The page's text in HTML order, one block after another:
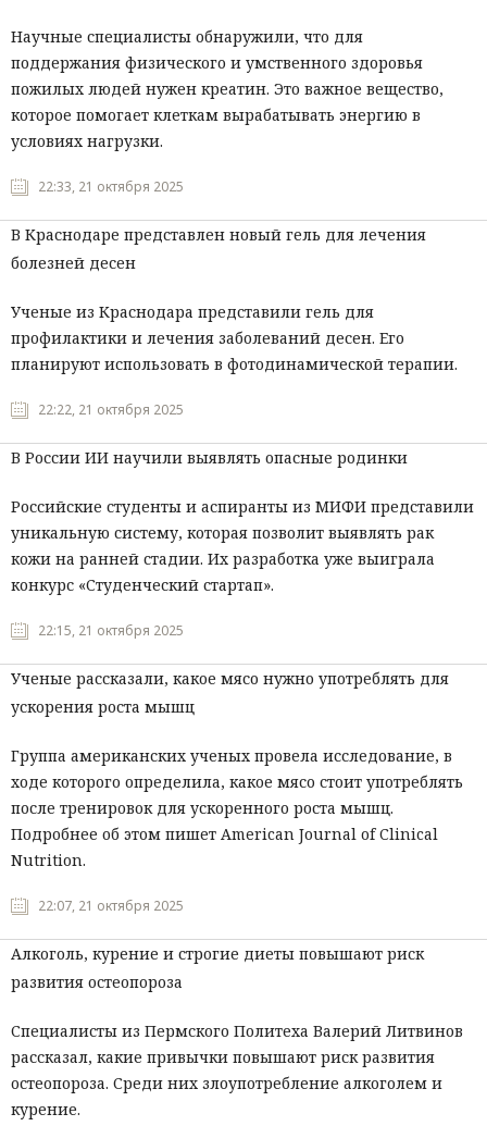
Научные специалисты обнаружили, что для
поддержания физического и умственного здоровья
пожилых людей нужен креатин. Это важное вещество,
которое помогает клеткам вырабатывать энергию в
условиях нагрузки.
22:33, 21 октября 2025
В Краснодаре представлен новый гель для лечения
болезней десен
Ученые из Краснодара представили гель для
профилактики и лечения заболеваний десен. Его
планируют использовать в фотодинамической терапии.
22:22, 21 октября 2025
В России ИИ научили выявлять опасные родинки
Российские студенты и аспиранты из МИФИ представили
уникальную систему, которая позволит выявлять рак
кожи на ранней стадии. Их разработка уже выиграла
конкурс «Студенческий стартап».
22:15, 21 октября 2025
Ученые рассказали, какое мясо нужно употреблять для
ускорения роста мышц
Группа американских ученых провела исследование, в
ходе которого определила, какое мясо стоит употреблять
после тренировок для ускоренного роста мышц.
Подробнее об этом пишет American Journal of Clinical
Nutrition.
22:07, 21 октября 2025
Алкоголь, курение и строгие диеты повышают риск
развития остеопороза
Специалисты из Пермского Политеха Валерий Литвинов
рассказал, какие привычки повышают риск развития
остеопороза. Среди них злоупотребление алкоголем и
курение.